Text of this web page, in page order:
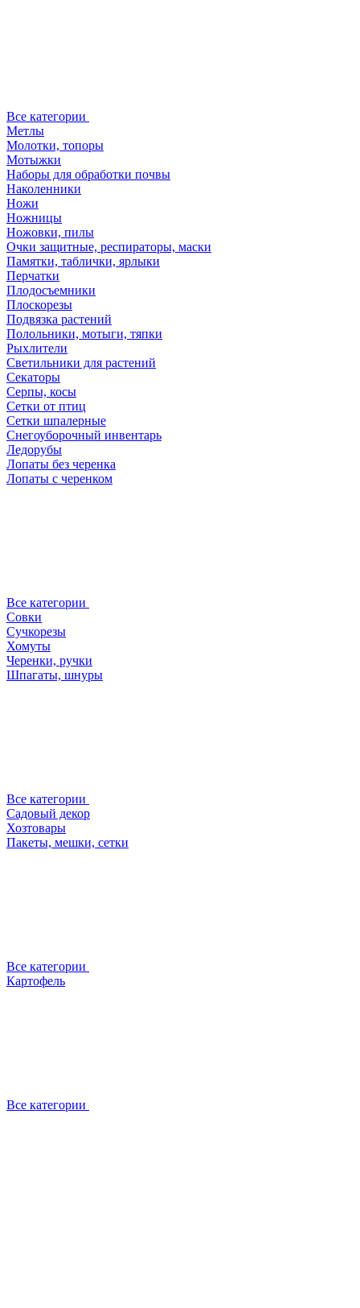
Все категории
Метлы
Молотки, топоры
Мотыжки
Наборы для обработки почвы
Наколенники
Ножи
Ножницы
Ножовки, пилы
Очки защитные, респираторы, маски
Памятки, таблички, ярлыки
Перчатки
Плодосъемники
Плоскорезы
Подвязка растений
Полольники, мотыги, тяпки
Рыхлители
Светильники для растений
Секаторы
Серпы, косы
Сетки от птиц
Сетки шпалерные
Снегоуборочный инвентарь
Ледорубы
Лопаты без черенка
Лопаты с черенком
Все категории
Совки
Сучкорезы
Хомуты
Черенки, ручки
Шпагаты, шнуры
Все категории
Садовый декор
Хозтовары
Пакеты, мешки, сетки
Все категории
Картофель
Все категории